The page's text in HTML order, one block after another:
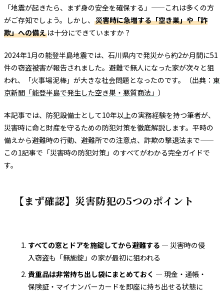
「地震が起きたら、まず身の安全を確保する」——これは多くの方
がご存知でしょう。しかし、 災害時に急増する「空き巣」や「詐
欺」への備え は十分にできていますか？
2024年1月の能登半島地震では、石川県内で発災から約2か月間に51
件の窃盗被害が報告されました。避難で無人になった家が次々と狙
われ、「火事場泥棒」が大きな社会問題となったのです。（出典： 東
京新聞「能登半島で発生した空き巣・悪質商法」 ）
本記事では、防犯設備士として10年以上の実務経験を持つ筆者が、
災害時に命と財産を守るための防犯対策を徹底解説します。平時の
備えから避難時の行動、避難所での注意点、詐欺の撃退法まで——
この1記事で「災害時の防犯対策」のすべてがわかる完全ガイドで
す。
【まず確認】災害防犯の5つのポイント
すべての窓とドアを施錠してから避難する — 災害時の侵
入窃盗も「無施錠」の家が最初に狙われる
貴重品は非常持ち出し袋にまとめておく — 現金・通帳・
保険証・マイナンバーカードを即座に持ち出せる状態に